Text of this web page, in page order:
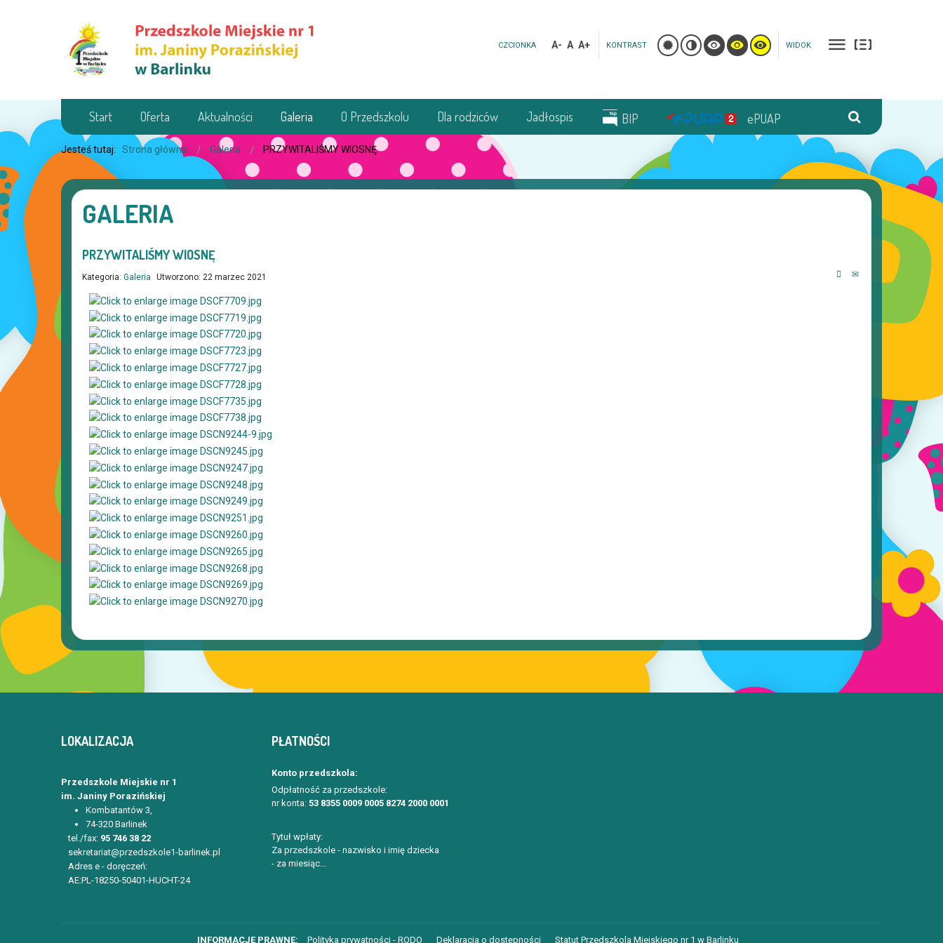
CZCIONKA A- A A+ KONTRAST WIDOK
Start Oferta Aktualności Galeria O Przedszkolu Dla rodziców Jadłospis BIP ePUAP
Jesteś tutaj: Strona główna Galeria PRZYWITALIŚMY WIOSNĘ
GALERIA
PRZYWITALIŚMY WIOSNĘ
Kategoria: Galeria Utworzono: 22 marzec 2021
LOKALIZACJA
Przedszkole Miejskie nr 1
im. Janiny Porazińskiej
Kombatantów 3,
74-320 Barlinek
tel./fax: 95 746 38 22
sekretariat@przedszkole1-barlinek.pl
Adres e - doręczeń:
AE:PL-18250-50401-HUCHT-24
PŁATNOŚCI
Konto przedszkola:
Odpłatność za przedszkole:
nr konta: 53 8355 0009 0005 8274 2000 0001
Tytuł wpłaty:
Za przedszkole - nazwisko i imię dziecka
- za miesiąc...
Polityka prywatności - RODO Deklaracja o dostępności Statut Przedszkola Miejskiego nr 1 w Barlinku